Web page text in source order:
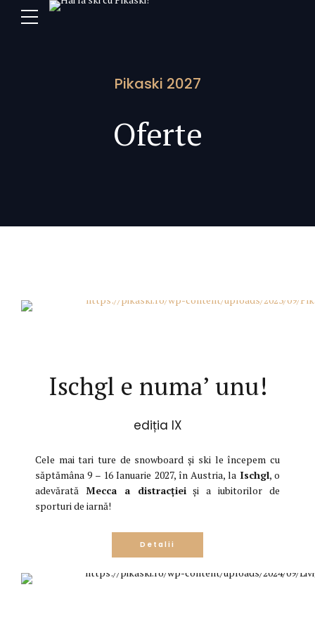
Pikaski 2027
Oferte
Ischgl e numa’ unu!
ediția IX
Cele mai tari ture de snowboard și ski le începem cu
săptămâna 9 – 16 Ianuarie 2027, în Austria, la Ischgl, o
adevărată Mecca a distracțieiși a iubitorilor de
sporturi de iarnă!
Detalii